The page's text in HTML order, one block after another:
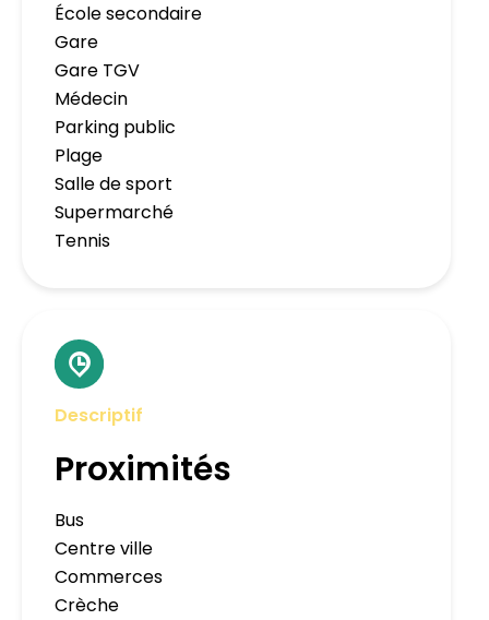
École secondaire
Gare
Gare TGV
Médecin
Parking public
Plage
Salle de sport
Supermarché
Tennis
Descriptif
Proximités
Bus
Centre ville
Commerces
Crèche